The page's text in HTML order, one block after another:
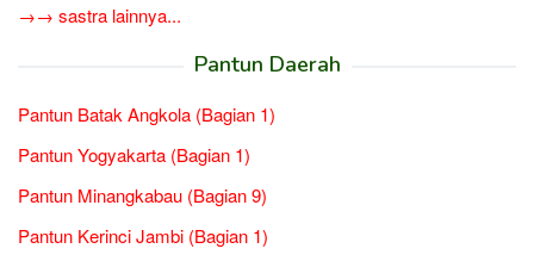
→→ sastra lainnya...
Pantun Daerah
Pantun Batak Angkola (Bagian 1)
Pantun Yogyakarta (Bagian 1)
Pantun Minangkabau (Bagian 9)
Pantun Kerinci Jambi (Bagian 1)